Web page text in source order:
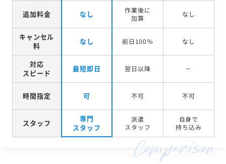
追加料金 なし
作業後に
加算
なし
キャンセル
料
なし 前日100％ なし
対応
スピード
最短即日 翌日以降 －
時間指定 可 不可 不可
スタッフ
専門
スタッフ
派遣
スタッフ
自身で
持ち込み